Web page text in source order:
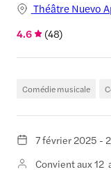
Théâtre Nuevo
4.6
(48)
Comédie musicale
7 février 2025 -
Convient aux 12